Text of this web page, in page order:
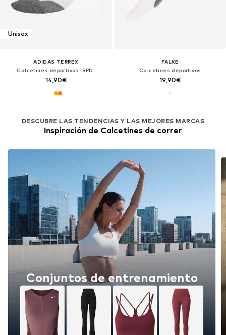
Unisex
ADIDAS TERREX
Calcetines deportivos 'SPD'
14,90€
DESCUBRE LAS TENDENCIAS Y LAS MEJORES MARCAS
Inspiración de Calcetines de correr
Conjuntos de entrenamiento
FALKE
Calcetines deportivos
19,90€